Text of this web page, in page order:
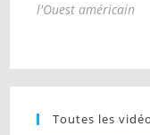
l'Ouest américain
Toutes les